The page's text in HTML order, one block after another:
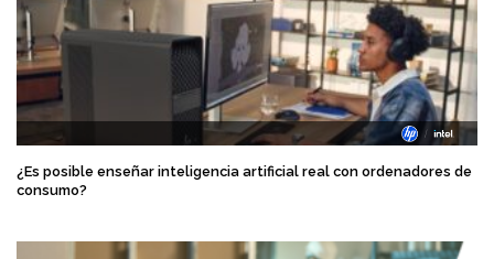
¿Es posible enseñar inteligencia artificial real con ordenadores de
consumo?